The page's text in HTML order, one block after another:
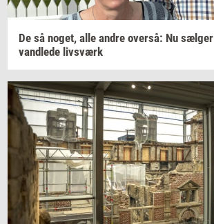
De så noget, alle andre over­så: Nu sæl­ger
vand­le­de livs­værk